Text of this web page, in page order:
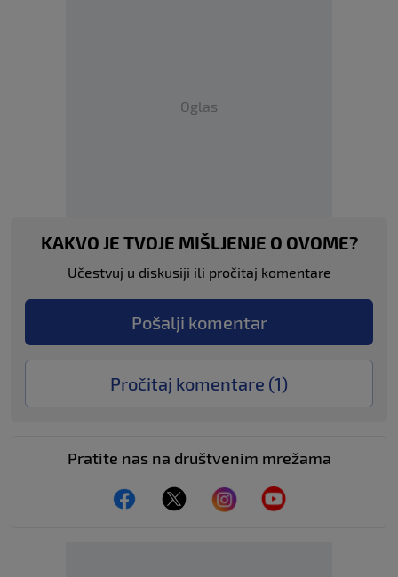
Oglas
KAKVO JE TVOJE MIŠLJENJE O OVOME?
Učestvuj u diskusiji ili pročitaj komentare
Pošalji komentar
Pročitaj komentare (1)
Pratite nas na društvenim mrežama